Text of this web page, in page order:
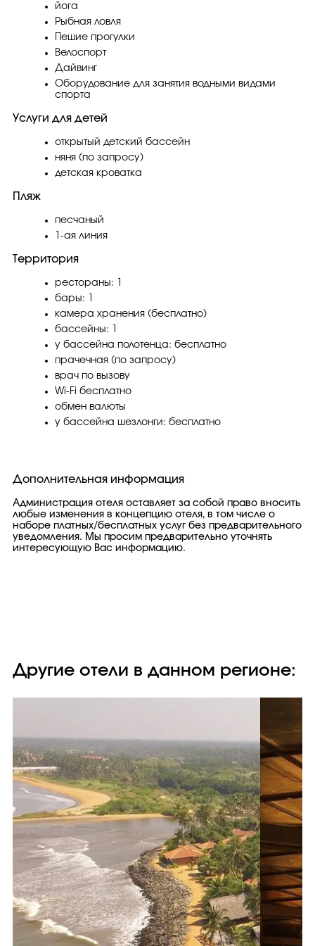
йога
Рыбная ловля
Пешие прогулки
Велоспорт
Дайвинг
Оборудование для занятия водными видами
спорта
Услуги для детей
открытый детский бассейн
няня (по запросу)
детская кроватка
Пляж
песчаный
1-ая линия
Территория
рестораны: 1
бары: 1
камера хранения (бесплатно)
бассейны: 1
у бассейна полотенца: бесплатно
прачечная (по запросу)
врач по вызову
Wi-Fi бесплатно
обмен валюты
у бассейна шезлонги: бесплатно
Дополнительная информация
Администрация отеля оставляет за собой право вносить
любые изменения в концепцию отеля, в том числе о
наборе платных/бесплатных услуг без предварительного
уведомления. Мы просим предварительно уточнять
интересующую Вас информацию.
Другие отели в данном регионе: